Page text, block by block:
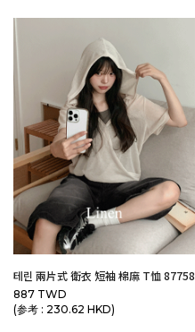
테린 兩片式 衛衣 短袖 棉麻 T恤 87758
887 TWD
(参考 : 230.62 HKD)